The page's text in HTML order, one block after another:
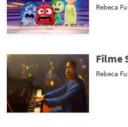
Rebeca
Filme
Rebeca